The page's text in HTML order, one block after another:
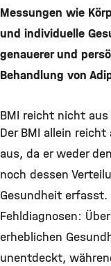
Messungen wie
und individuelle
genauerer und
Behandlung von
BMI reicht nicht aus
Der BMI allein
aus, da er weder
noch dessen
Gesundheit
Fehldiagnosen:
erheblichen
unentdeckt,